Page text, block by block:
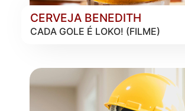
CERVEJA BENEDITH
CADA GOLE É LOKO! (FILME)